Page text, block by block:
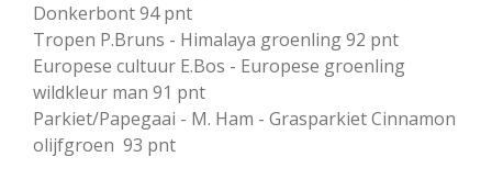
Donkerbont 94 pnt
Tropen P.Bruns - Himalaya groenling 92 pnt
Europese cultuur E.Bos - Europese groenling
wildkleur man 91 pnt
Parkiet/Papegaai - M. Ham - Grasparkiet Cinnamon
olijfgroen 93 pnt